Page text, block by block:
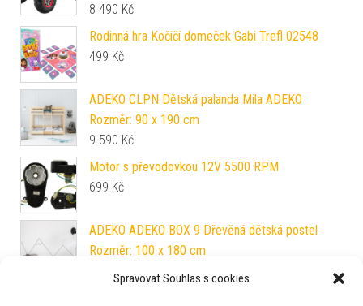
Spravovat Souhlas s cookies
8 490 Kč
Rodinná hra Kočičí domeček Gabi Trefl 02548
499 Kč
ADEKO CLPN Dětská palanda Mila ADEKO
Rozměr: 90 x 190 cm
9 590 Kč
Motor s převodovkou 12V 5500 RPM
699 Kč
ADEKO ADEKO BOX 9 Dřevěná dětská postel
Rozměr: 100 x 180 cm
6 490